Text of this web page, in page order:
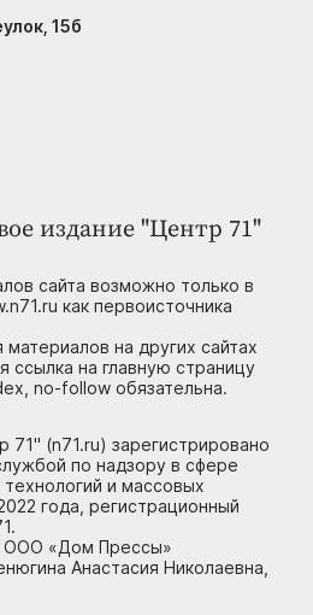
издание "Центр 71"
сайта возможно только в
как первоисточника
на других сайтах
ссылка на главную страницу
no-follow обязательна.
71" (n71.ru) зарегистрировано
по надзору в сфере
и массовых
года, регистрационный
ООО «Дом Прессы»
Анастасия Николаевна,
15б